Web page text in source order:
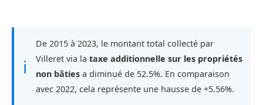
ℹ
De 2015 à 2023, le montant total collecté par
Villeret via la taxe additionnelle sur les propriétés
non bâties a diminué de 52.5%. En comparaison
avec 2022, cela représente une hausse de +5.56%.